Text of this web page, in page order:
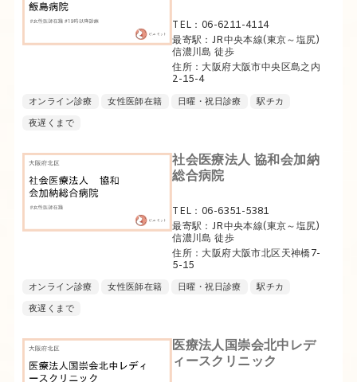
TEL：06-6211-4114
最寄駅：JR中央本線(東京～塩尻)
信濃川島 徒歩
住所：大阪府大阪市中央区島之内
2-15-4
オンライン診療 女性医師在籍 日曜・祝日診療
駅チカ
夜遅くまで
社会医療法人 協和会加納
総合病院
TEL：06-6351-5381
最寄駅：JR中央本線(東京～塩尻)
信濃川島 徒歩
住所：大阪府大阪市北区天神橋7-
5-15
オンライン診療 女性医師在籍 日曜・祝日診療
駅チカ
夜遅くまで
医療法人国崇会北中レデ
ィースクリニック